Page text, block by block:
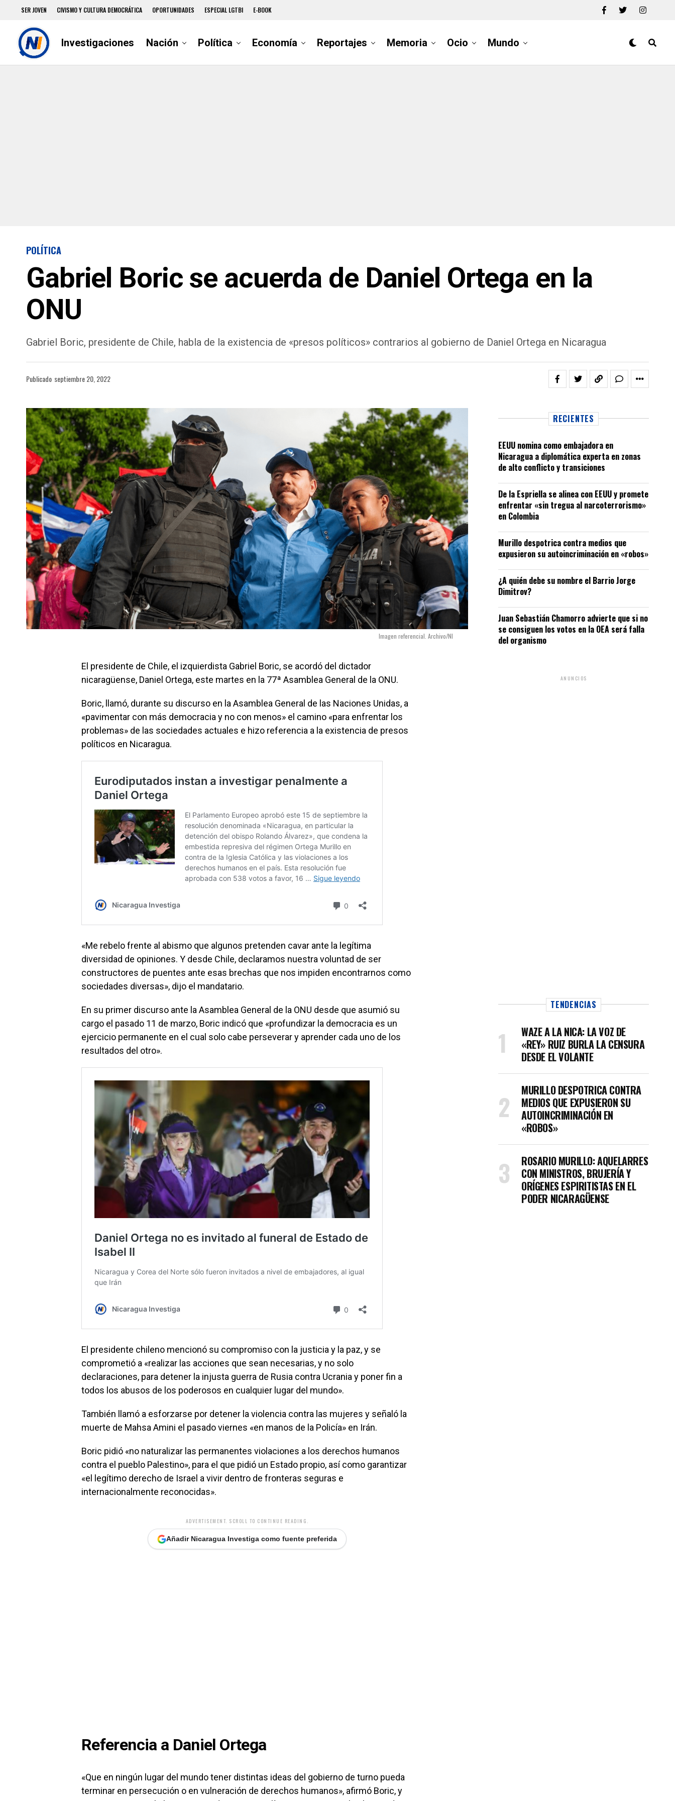
SER JOVEN CIVISMO Y CULTURA DEMOCRÁTICA OPORTUNIDADES ESPECIAL LGTBI E-BOOK
Investigaciones Nación Política Economía Reportajes Memoria Ocio Mundo
POLÍTICA
Gabriel Boric se acuerda de Daniel Ortega en la
ONU
Gabriel Boric, presidente de Chile, habla de la existencia de «presos políticos» contrarios al gobierno de Daniel Ortega en Nicaragua
Publicado septiembre 20, 2022
Imagen referencial. Archivo/NI
El presidente de Chile, el izquierdista Gabriel Boric, se acordó del dictador
nicaragüense, Daniel Ortega, este martes en la 77ª Asamblea General de la ONU.
Boric, llamó, durante su discurso en la Asamblea General de las Naciones Unidas, a
«pavimentar con más democracia y no con menos» el camino «para enfrentar los
problemas» de las sociedades actuales e hizo referencia a la existencia de presos
políticos en Nicaragua.
«Me rebelo frente al abismo que algunos pretenden cavar ante la legítima
diversidad de opiniones. Y desde Chile, declaramos nuestra voluntad de ser
constructores de puentes ante esas brechas que nos impiden encontrarnos como
sociedades diversas», dijo el mandatario.
En su primer discurso ante la Asamblea General de la ONU desde que asumió su
cargo el pasado 11 de marzo, Boric indicó que «profundizar la democracia es un
ejercicio permanente en el cual solo cabe perseverar y aprender cada uno de los
resultados del otro».
El presidente chileno mencionó su compromiso con la justicia y la paz, y se
comprometió a «realizar las acciones que sean necesarias, y no solo
declaraciones, para detener la injusta guerra de Rusia contra Ucrania y poner fin a
todos los abusos de los poderosos en cualquier lugar del mundo».
También llamó a esforzarse por detener la violencia contra las mujeres y señaló la
muerte de Mahsa Amini el pasado viernes «en manos de la Policía» en Irán.
Boric pidió «no naturalizar las permanentes violaciones a los derechos humanos
contra el pueblo Palestino», para el que pidió un Estado propio, así como garantizar
«el legítimo derecho de Israel a vivir dentro de fronteras seguras e
internacionalmente reconocidas».
ADVERTISEMENT. SCROLL TO CONTINUE READING.
Añadir Nicaragua Investiga como fuente preferida
Referencia a Daniel Ortega
«Que en ningún lugar del mundo tener distintas ideas del gobierno de turno pueda
terminar en persecución o en vulneración de derechos humanos», afirmó Boric, y
RECIENTES
EEUU nomina como embajadora en
Nicaragua a diplomática experta en zonas
de alto conflicto y transiciones
De la Espriella se alinea con EEUU y promete
enfrentar «sin tregua al narcoterrorismo»
en Colombia
Murillo despotrica contra medios que
expusieron su autoincriminación en «robos»
¿A quién debe su nombre el Barrio Jorge
Dimitrov?
Juan Sebastián Chamorro advierte que si no
se consiguen los votos en la OEA será falla
del organismo
ANUNCIOS
TENDENCIAS
WAZE A LA NICA: LA VOZ DE
«REY» RUIZ BURLA LA CENSURA
DESDE EL VOLANTE
MURILLO DESPOTRICA CONTRA
MEDIOS QUE EXPUSIERON SU
AUTOINCRIMINACIÓN EN
«ROBOS»
ROSARIO MURILLO: AQUELARRES
CON MINISTROS, BRUJERÍA Y
ORÍGENES ESPIRITISTAS EN EL
PODER NICARAGÜENSE